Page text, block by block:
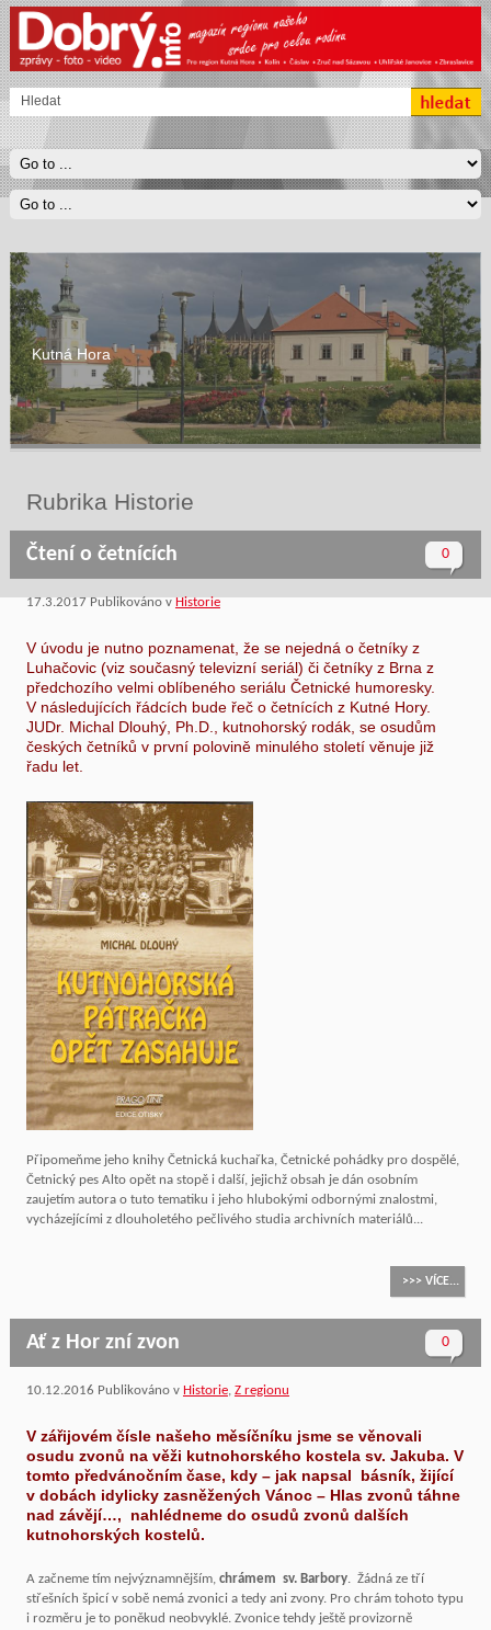
Kutná Hora
Čáslav
Rubrika Historie
0
Čtení o četnících
17.3.2017Publikováno vHistorie
V úvodu je nutno poznamenat, že se nejedná o četníky z
Luhačovic (viz současný televizní seriál) či četníky z Brna z
předchozího velmi oblíbeného seriálu Četnické humoresky.
V následujících řádcích bude řeč o četnících z Kutné Hory.
JUDr. Michal Dlouhý, Ph.D., kutnohorský rodák, se osudům
českých četníků v první polovině minulého století věnuje již
řadu let.
Připomeňme jeho knihy Četnická kuchařka, Četnické pohádky pro dospělé,
Četnický pes Alto opět na stopě i další, jejichž obsah je dán osobním
zaujetím autora o tuto tematiku i jeho hlubokými odbornými znalostmi,
vycházejícími z dlouholetého pečlivého studia archivních materiálů...
>>> VÍCE...
0
Ať z Hor zní zvon
10.12.2016 Publikováno v Historie, Z regionu
V zářijovém čísle našeho měsíčníku jsme se věnovali
osudu zvonů na věži kutnohorského kostela sv. Jakuba. V
tomto předvánočním čase, kdy – jak napsal básník, žijící
v dobách idylicky zasněžených Vánoc – Hlas zvonů táhne
nad závějí…, nahlédneme do osudů zvonů dalších
kutnohorských kostelů.
A začneme tím nejvýznamnějším, chrámem sv. Barbory. Žádná ze tří
střešních špicí v sobě nemá zvonici a tedy ani zvony. Pro chrám tohoto typu
i rozměru je to poněkud neobvyklé. Zvonice tehdy ještě provizorně